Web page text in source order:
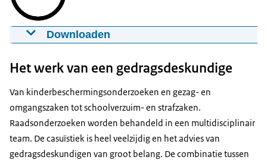
Downloaden
09-07-202402:18mp4164.7 MB
Download
Ondertiteling
srt 4.0 KB
Download
Het werk van een gedragsdeskundige
Van kinderbeschermingsonderzoeken en gezag- en
omgangszaken tot schoolverzuim- en strafzaken.
Raadsonderzoeken worden behandeld in een multidisciplinair
team. De casuïstiek is heel veelzijdig en het advies van
gedragsdeskundigen van groot belang. De combinatie tussen